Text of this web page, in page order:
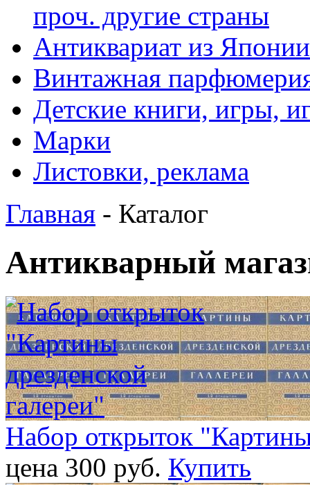
проч. другие страны
Антиквариат из
Винтажная
Детские книги, игры,
Марки
Листовки, реклама
Главная - Каталог
Антикварный
Набор открыток
цена 300 pуб. Купить